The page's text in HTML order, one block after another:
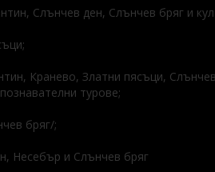
Слънчев ден, Слънчев бряг и
Кранево, Златни пясъци,
турове;
бряг/;
Несебър и Слънчев бряг